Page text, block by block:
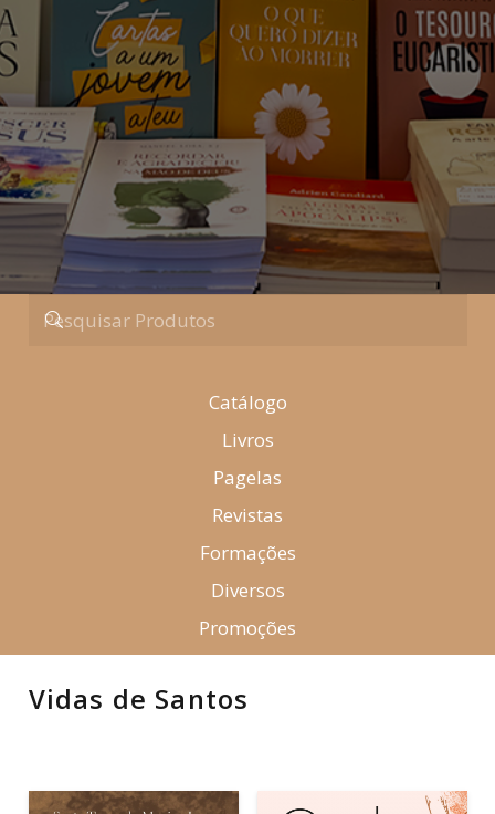
Catálogo
Livros
Pagelas
Revistas
Formações
Diversos
Promoções
Vidas de Santos